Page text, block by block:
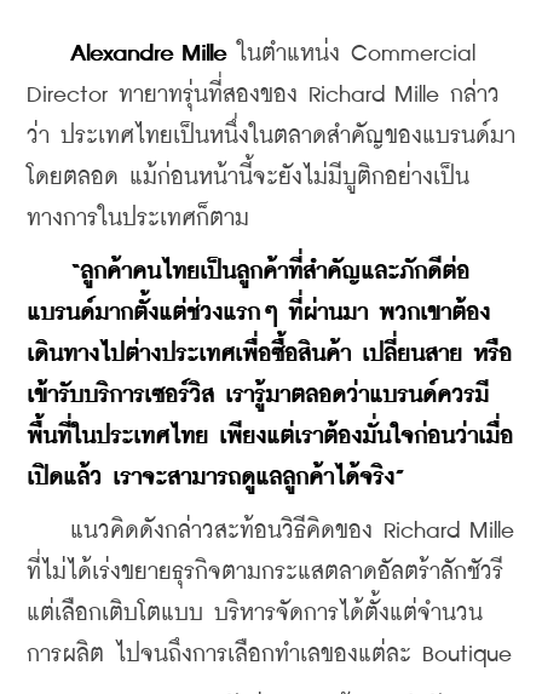
Alexandre Mille ในตำแหน่ง Commercial
Director ทายาทรุ่นที่สองของ Richard Mille กล่าว
ว่า ประเทศไทยเป็นหนึ่งในตลาดสำคัญของแบรนด์มา
โดยตลอด แม้ก่อนหน้านี้จะยังไม่มีบูติกอย่างเป็น
ทางการในประเทศก็ตาม
“ลูกค้าคนไทยเป็นลูกค้าที่สำคัญและภักดีต่อ
แบรนด์มากตั้งแต่ช่วงแรกๆ ที่ผ่านมา พวกเขาต้อง
เดินทางไปต่างประเทศเพื่อซื้อสินค้า เปลี่ยนสาย หรือ
เข้ารับบริการเซอร์วิส เรารู้มาตลอดว่าแบรนด์ควรมี
พื้นที่ในประเทศไทย เพียงแต่เราต้องมั่นใจก่อนว่าเมื่อ
เปิดแล้ว เราจะสามารถดูแลลูกค้าได้จริง”
แนวคิดดังกล่าวสะท้อนวิธีคิดของ Richard Mille
ที่ไม่ได้เร่งขยายธุรกิจตามกระแสตลาดอัลตร้าลักชัวรี
แต่เลือกเติบโตแบบ บริหารจัดการได้ตั้งแต่จำนวน
การผลิต ไปจนถึงการเลือกทำเลของแต่ละ Boutique